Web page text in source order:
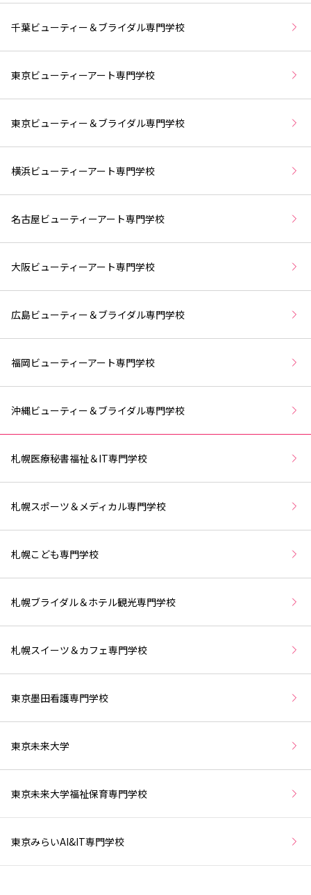
千葉ビューティー＆ブライダル専門学校
東京ビューティーアート専門学校
東京ビューティー＆ブライダル専門学校
横浜ビューティーアート専門学校
名古屋ビューティーアート専門学校
大阪ビューティーアート専門学校
広島ビューティー＆ブライダル専門学校
福岡ビューティーアート専門学校
沖縄ビューティー＆ブライダル専門学校
札幌医療秘書福祉＆IT専門学校
札幌スポーツ＆メディカル専門学校
札幌こども専門学校
札幌ブライダル＆ホテル観光専門学校
札幌スイーツ＆カフェ専門学校
東京墨田看護専門学校
東京未来大学
東京未来大学福祉保育専門学校
東京みらいAI&IT専門学校